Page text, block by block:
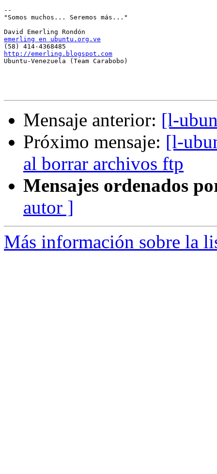
--
"Somos muchos... Seremos más..."
emerling en ubuntu.org.ve
http://emerling.blogspot.com
Ubuntu-Venezuela (Team Carabobo)
Mensaje anterior: [l-
Próximo mensaje: [l-
al borrar archivos ftp
Mensajes ordenados
autor ]
Más información sobre la